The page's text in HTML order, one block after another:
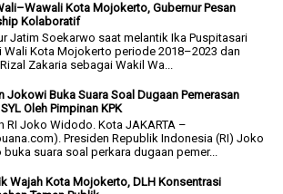
Kota Mojokerto, Gubernur Pesan
Kolaboratif
Jatim Soekarwo saat melantik Ika Puspitasari
Wali Kota Mojokerto periode 2018–2023 dan
Zakaria sebagai Wakil Wa...
Jokowi Buka Suara Soal Dugaan Pemerasan
Oleh Pimpinan KPK
RI Joko Widodo. Kota JAKARTA –
Presiden Republik Indonesia (RI) Joko
suara soal perkara dugaan pemer...
Wajah Kota Mojokerto, DLH Konsentrasi